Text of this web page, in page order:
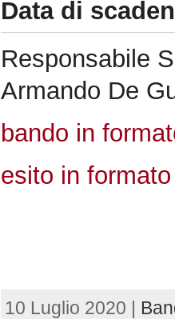
Data di
Responsabile
Armando De
bando in
esito in
10 Luglio 2020 |